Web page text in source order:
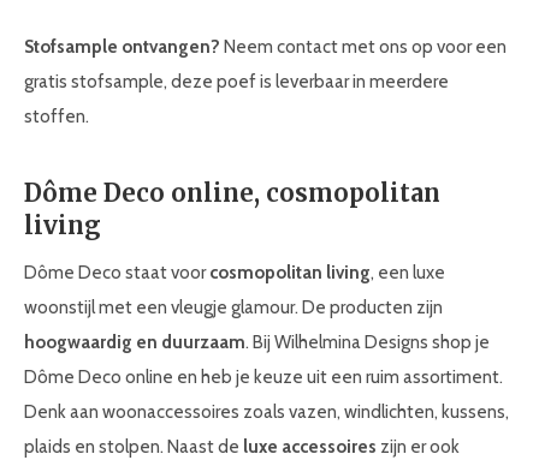
Stofsample ontvangen? Neem contact met ons op voor een
gratis stofsample, deze poef is leverbaar in meerdere
stoffen.
Dôme Deco online, cosmopolitan
living
Dôme Deco staat voorcosmopolitan living, een luxe
woonstijl met een vleugje glamour. De producten zijn
hoogwaardig en duurzaam. Bij Wilhelmina Designs shop je
Dôme Deco online en heb je keuze uit een ruim assortiment.
Denk aan woonaccessoires zoals vazen, windlichten, kussens,
plaids en stolpen. Naast de luxe accessoires zijn er ook